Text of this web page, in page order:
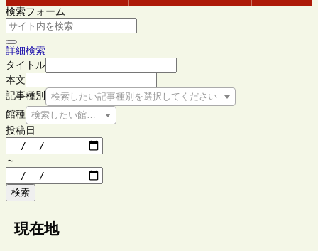
検索フォーム
詳細検索
タイトル
本文
記事種別
検索したい記事種別を選択してください
館種 検索したい館種を選択してください
投稿日
～
検索
現在地